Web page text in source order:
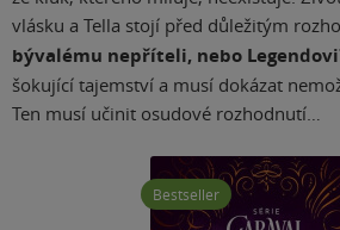
vlásku a Tella stojí před důležitým
bývalému nepříteli, nebo Legendovi
šokující tajemství a musí dokázat
Ten musí učinit osudové rozhodnutí…
Bestseller